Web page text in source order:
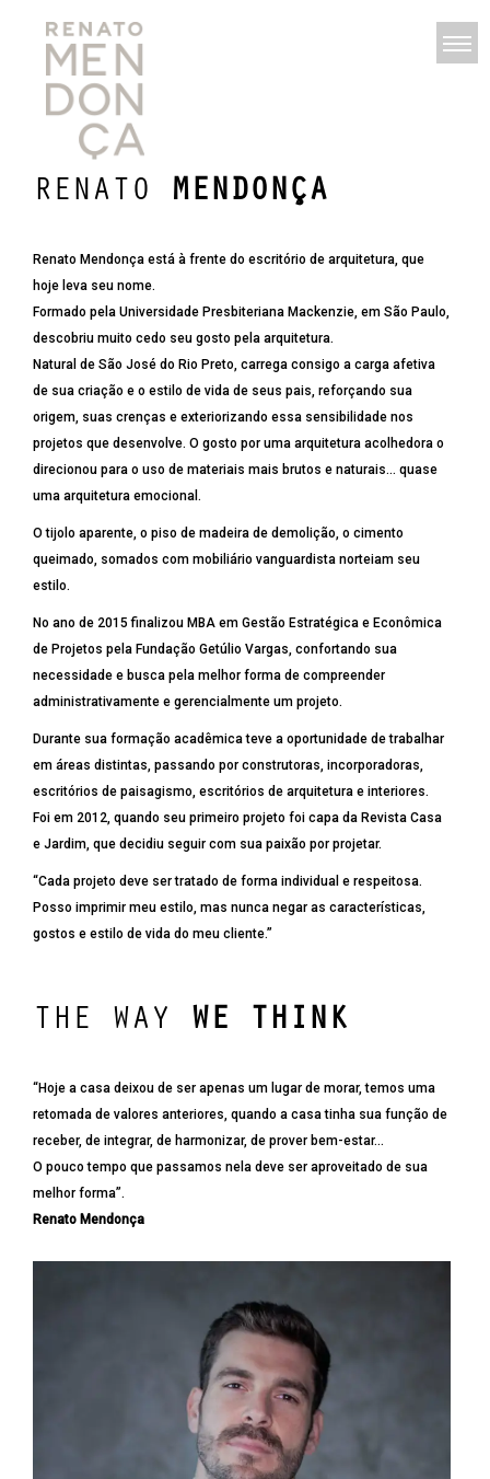
RENATO MENDONÇA
Renato Mendonça está à frente do escritório de arquitetura, que
hoje leva seu nome.
Formado pela Universidade Presbiteriana Mackenzie, em São Paulo,
descobriu muito cedo seu gosto pela arquitetura.
Natural de São José do Rio Preto, carrega consigo a carga afetiva
de sua criação e o estilo de vida de seus pais, reforçando sua
origem, suas crenças e exteriorizando essa sensibilidade nos
projetos que desenvolve. O gosto por uma arquitetura acolhedora o
direcionou para o uso de materiais mais brutos e naturais… quase
uma arquitetura emocional.
O tijolo aparente, o piso de madeira de demolição, o cimento
queimado, somados com mobiliário vanguardista norteiam seu
estilo.
No ano de 2015 finalizou MBA em Gestão Estratégica e Econômica
de Projetos pela Fundação Getúlio Vargas, confortando sua
necessidade e busca pela melhor forma de compreender
administrativamente e gerencialmente um projeto.
Durante sua formação acadêmica teve a oportunidade de trabalhar
em áreas distintas, passando por construtoras, incorporadoras,
escritórios de paisagismo, escritórios de arquitetura e interiores.
Foi em 2012, quando seu primeiro projeto foi capa da Revista Casa
e Jardim, que decidiu seguir com sua paixão por projetar.
“Cada projeto deve ser tratado de forma individual e respeitosa.
Posso imprimir meu estilo, mas nunca negar as características,
gostos e estilo de vida do meu cliente.”
THE WAY WE THINK
“Hoje a casa deixou de ser apenas um lugar de morar, temos uma
retomada de valores anteriores, quando a casa tinha sua função de
receber, de integrar, de harmonizar, de prover bem-estar…
O pouco tempo que passamos nela deve ser aproveitado de sua
melhor forma”.
Renato Mendonça